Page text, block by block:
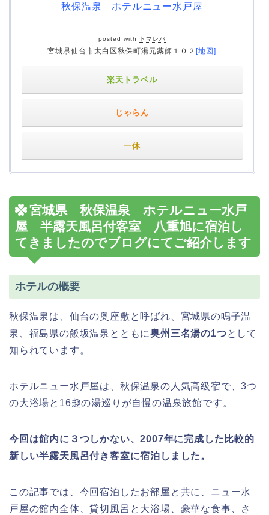
秋保温泉 ホテルニュー水戸屋
posted with トマレバ
宮城県仙台市太白区秋保町湯元薬師１０２ [地図]
楽天トラベル
じゃらん
一休
宮城県 秋保温泉 ホテルニュー水戸
屋 半露天風呂付客室 八重旭に宿泊し
てきましたのでブログにてご紹介します
ホテルの概要
秋保温泉は、仙台の奥座敷と呼ばれ、宮城県の鳴子温
泉、福島県の飯坂温泉とともに奥州三名湯の1つとして
知られています。
ホテルニュー水戸屋は、秋保温泉の人気高級宿で、3つ
の大浴場と16趣の湯巡りが自慢の温泉旅館です。
今回は館内に３つしかない、2007年に完成した比較的
新しい半露天風呂付き客室に宿泊しました。
この記事では、今回宿泊したお部屋と共に、ニュー水
戸屋の館内全体、貸切風呂と大浴場、豪華な食事、さ